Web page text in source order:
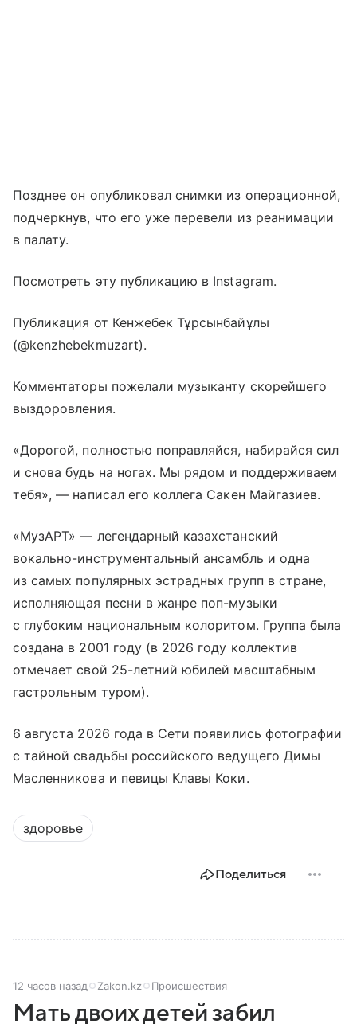
Позднее он опубликовал снимки из операционной,
подчеркнув, что его уже перевели из реанимации
в палату.
Посмотреть эту публикацию в Instagram.
Публикация от Кенжебек Тұрсынбайұлы
(@kenzhebekmuzart).
Комментаторы пожелали музыканту скорейшего
выздоровления.
«Дорогой, полностью поправляйся, набирайся сил
и снова будь на ногах. Мы рядом и поддерживаем
тебя», — написал его коллега Сакен Майгазиев.
«МузАРТ» — легендарный казахстанский
вокально-инструментальный ансамбль и одна
из самых популярных эстрадных групп в стране,
исполняющая песни в жанре поп-музыки
с глубоким национальным колоритом. Группа была
создана в 2001 году (в 2026 году коллектив
отмечает свой 25-летний юбилей масштабным
гастрольным туром).
6 августа 2026 года в Сети появились фотографии
с тайной свадьбы российского ведущего Димы
Масленникова и певицы Клавы Коки.
здоровье
Поделиться
12 часов назад Zakon.kz Происшествия
Мать двоих детей забил